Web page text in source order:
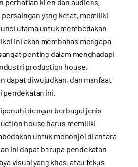
perhatian klien dan audiens.
persaingan yang ketat, memiliki
utama untuk membedakan
ini akan membahas mengapa
penting dalam menghadapi
production house,
dapat diwujudkan, dan manfaat
pendekatan ini.
dengan berbagai jenis
house harus memiliki
untuk menonjol di antara
ini dapat berupa pendekatan
visual yang khas, atau fokus